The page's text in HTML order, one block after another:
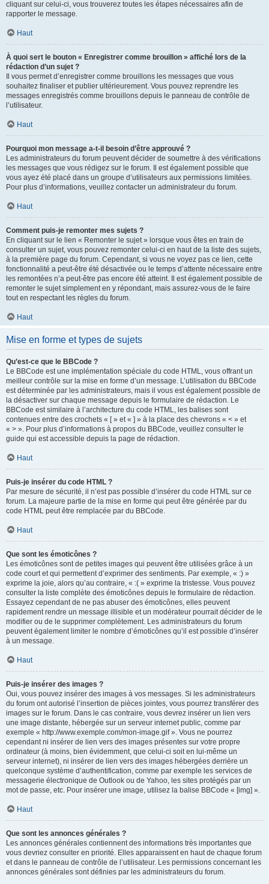
cliquant sur celui-ci, vous trouverez toutes les étapes nécessaires afin de
rapporter le message.
Haut
À quoi sert le bouton « Enregistrer comme brouillon » affiché lors de la
rédaction d’un sujet ?
Il vous permet d’enregistrer comme brouillons les messages que vous
souhaitez finaliser et publier ultérieurement. Vous pouvez reprendre les
messages enregistrés comme brouillons depuis le panneau de contrôle de
l’utilisateur.
Haut
Pourquoi mon message a-t-il besoin d’être approuvé ?
Les administrateurs du forum peuvent décider de soumettre à des vérifications
les messages que vous rédigez sur le forum. Il est également possible que
vous ayez été placé dans un groupe d’utilisateurs aux permissions limitées.
Pour plus d’informations, veuillez contacter un administrateur du forum.
Haut
Comment puis-je remonter mes sujets ?
En cliquant sur le lien « Remonter le sujet » lorsque vous êtes en train de
consulter un sujet, vous pouvez remonter celui-ci en haut de la liste des sujets,
à la première page du forum. Cependant, si vous ne voyez pas ce lien, cette
fonctionnalité a peut-être été désactivée ou le temps d’attente nécessaire entre
les remontées n’a peut-être pas encore été atteint. Il est également possible de
remonter le sujet simplement en y répondant, mais assurez-vous de le faire
tout en respectant les règles du forum.
Haut
Mise en forme et types de sujets
Qu’est-ce que le BBCode ?
Le BBCode est une implémentation spéciale du code HTML, vous offrant un
meilleur contrôle sur la mise en forme d’un message. L’utilisation du BBCode
est déterminée par les administrateurs, mais il vous est également possible de
la désactiver sur chaque message depuis le formulaire de rédaction. Le
BBCode est similaire à l’architecture du code HTML, les balises sont
contenues entre des crochets « [ » et « ] » à la place des chevrons « < » et
« > ». Pour plus d’informations à propos du BBCode, veuillez consulter le
guide qui est accessible depuis la page de rédaction.
Haut
Puis-je insérer du code HTML ?
Par mesure de sécurité, il n’est pas possible d’insérer du code HTML sur ce
forum. La majeure partie de la mise en forme qui peut être générée par du
code HTML peut être remplacée par du BBCode.
Haut
Que sont les émoticônes ?
Les émoticônes sont de petites images qui peuvent être utilisées grâce à un
code court et qui permettent d’exprimer des sentiments. Par exemple, « :) »
exprime la joie, alors qu’au contraire, « :( » exprime la tristesse. Vous pouvez
consulter la liste complète des émoticônes depuis le formulaire de rédaction.
Essayez cependant de ne pas abuser des émoticônes, elles peuvent
rapidement rendre un message illisible et un modérateur pourrait décider de le
modifier ou de le supprimer complètement. Les administrateurs du forum
peuvent également limiter le nombre d’émoticônes qu’il est possible d’insérer
à un message.
Haut
Puis-je insérer des images ?
Oui, vous pouvez insérer des images à vos messages. Si les administrateurs
du forum ont autorisé l’insertion de pièces jointes, vous pourrez transférer des
images sur le forum. Dans le cas contraire, vous devrez insérer un lien vers
une image distante, hébergée sur un serveur internet public, comme par
exemple « http://www.exemple.com/mon-image.gif ». Vous ne pourrez
cependant ni insérer de lien vers des images présentes sur votre propre
ordinateur (à moins, bien évidemment, que celui-ci soit en lui-même un
serveur internet), ni insérer de lien vers des images hébergées derrière un
quelconque système d’authentification, comme par exemple les services de
messagerie électronique de Outlook ou de Yahoo, les sites protégés par un
mot de passe, etc. Pour insérer une image, utilisez la balise BBCode « [img] ».
Haut
Que sont les annonces générales ?
Les annonces générales contiennent des informations très importantes que
vous devriez consulter en priorité. Elles apparaissent en haut de chaque forum
et dans le panneau de contrôle de l’utilisateur. Les permissions concernant les
annonces générales sont définies par les administrateurs du forum.